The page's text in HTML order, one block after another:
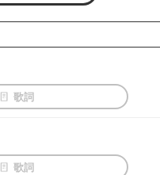
歌詞
歌詞